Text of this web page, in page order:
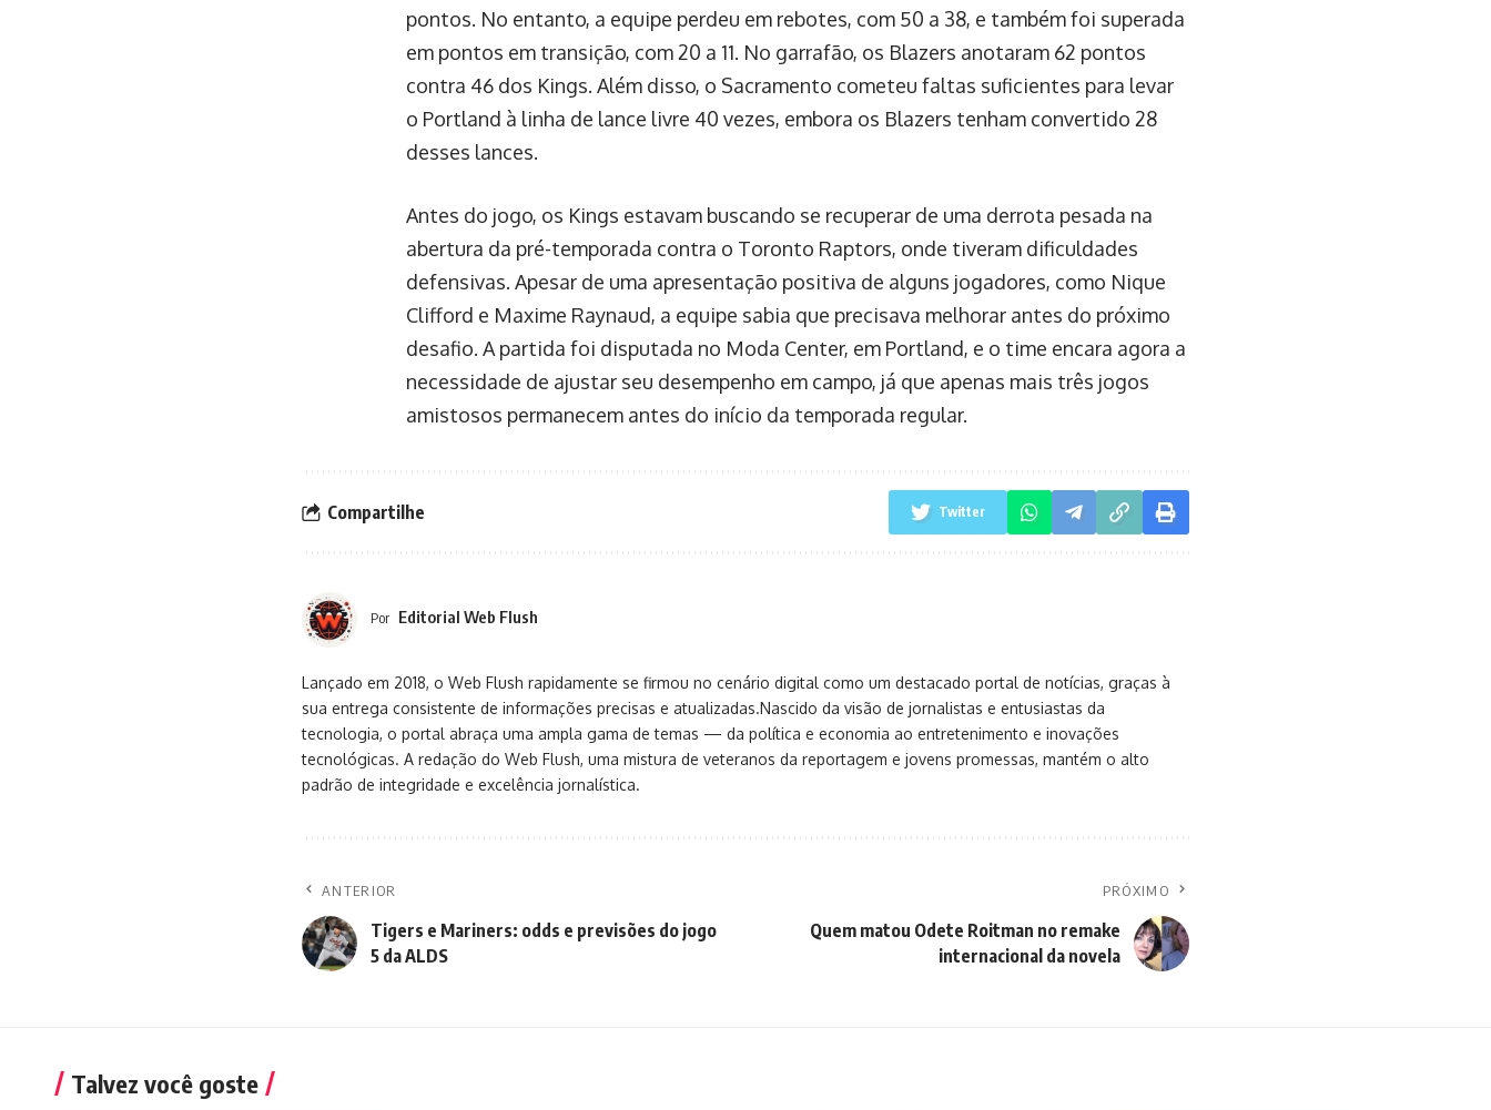
pontos. No entanto, a equipe perdeu em rebotes, com 50 a 38, e também foi superada
em pontos em transição, com 20 a 11. No garrafão, os Blazers anotaram 62 pontos
contra 46 dos Kings. Além disso, o Sacramento cometeu faltas suficientes para levar
o Portland à linha de lance livre 40 vezes, embora os Blazers tenham convertido 28
desses lances.
Antes do jogo, os Kings estavam buscando se recuperar de uma derrota pesada na
abertura da pré-temporada contra o Toronto Raptors, onde tiveram dificuldades
defensivas. Apesar de uma apresentação positiva de alguns jogadores, como Nique
Clifford e Maxime Raynaud, a equipe sabia que precisava melhorar antes do próximo
desafio. A partida foi disputada no Moda Center, em Portland, e o time encara agora a
necessidade de ajustar seu desempenho em campo, já que apenas mais três jogos
amistosos permanecem antes do início da temporada regular.
Compartilhe Twitter
Por Editorial Web Flush
Lançado em 2018, o Web Flush rapidamente se firmou no cenário digital como um destacado portal de notícias, graças à
sua entrega consistente de informações precisas e atualizadas.Nascido da visão de jornalistas e entusiastas da
tecnologia, o portal abraça uma ampla gama de temas — da política e economia ao entretenimento e inovações
tecnológicas. A redação do Web Flush, uma mistura de veteranos da reportagem e jovens promessas, mantém o alto
padrão de integridade e excelência jornalística.
ANTERIOR
Tigers e Mariners: odds e previsões do jogo
5 da ALDS
PRÓXIMO
Quem matou Odete Roitman no remake
internacional da novela
Talvez você goste